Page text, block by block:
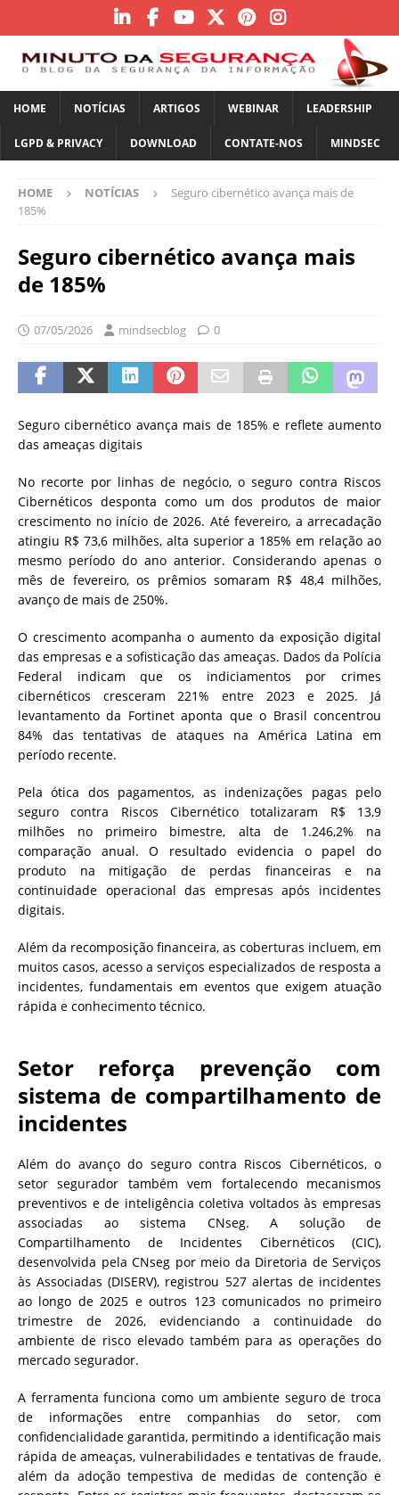
HOME NOTÍCIAS ARTIGOS WEBINAR LEADERSHIP
LGPD & PRIVACY DOWNLOAD CONTATE-NOS MINDSEC
HOME NOTÍCIAS
Seguro cibernético avança mais de
185%
Seguro cibernético avança mais
de 185%
07/05/2026 mindsecblog 0
Seguro cibernético avança mais de 185% e reflete aumento
das ameaças digitais
No recorte por linhas de negócio, o seguro contra Riscos
Cibernéticos desponta como um dos produtos de maior
crescimento no início de 2026. Até fevereiro, a arrecadação
atingiu R$ 73,6 milhões, alta superior a 185% em relação ao
mesmo período do ano anterior. Considerando apenas o
mês de fevereiro, os prêmios somaram R$ 48,4 milhões,
avanço de mais de 250%.
O crescimento acompanha o aumento da exposição digital
das empresas e a sofisticação das ameaças. Dados da Polícia
Federal indicam que os indiciamentos por crimes
cibernéticos cresceram 221% entre 2023 e 2025. Já
levantamento da Fortinet aponta que o Brasil concentrou
84% das tentativas de ataques na América Latina em
período recente.
Pela ótica dos pagamentos, as indenizações pagas pelo
seguro contra Riscos Cibernético totalizaram R$ 13,9
milhões no primeiro bimestre, alta de 1.246,2% na
comparação anual. O resultado evidencia o papel do
produto na mitigação de perdas financeiras e na
continuidade operacional das empresas após incidentes
digitais.
Além da recomposição financeira, as coberturas incluem, em
muitos casos, acesso a serviços especializados de resposta a
incidentes, fundamentais em eventos que exigem atuação
rápida e conhecimento técnico.
Setor reforça prevenção com
sistema de compartilhamento de
incidentes
Além do avanço do seguro contra Riscos Cibernéticos, o
setor segurador também vem fortalecendo mecanismos
preventivos e de inteligência coletiva voltados às empresas
associadas ao sistema CNseg. A solução de
Compartilhamento de Incidentes Cibernéticos (CIC),
desenvolvida pela CNseg por meio da Diretoria de Serviços
às Associadas (DISERV), registrou 527 alertas de incidentes
ao longo de 2025 e outros 123 comunicados no primeiro
trimestre de 2026, evidenciando a continuidade do
ambiente de risco elevado também para as operações do
mercado segurador.
A ferramenta funciona como um ambiente seguro de troca
de informações entre companhias do setor, com
confidencialidade garantida, permitindo a identificação mais
rápida de ameaças, vulnerabilidades e tentativas de fraude,
além da adoção tempestiva de medidas de contenção e